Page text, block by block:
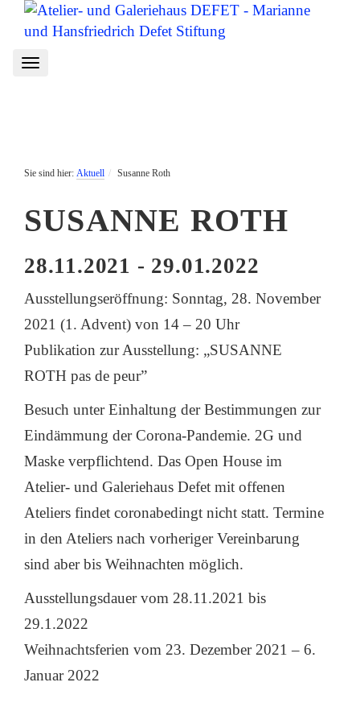
Toggle
Aktuell Susanne Roth
SUSANNE ROTH
28.11.2021 - 29.01.2022
Ausstellungseröffnung: Sonntag, 28. November
2021 (1. Advent) von 14 – 20 Uhr
Publikation zur Ausstellung: „SUSANNE
ROTH pas de peur”
Besuch unter Einhaltung der Bestimmungen zur
Eindämmung der Corona-Pandemie. 2G und
Maske verpflichtend. Das Open House im
Atelier- und Galeriehaus Defet mit offenen
Ateliers findet coronabedingt nicht statt. Termine
in den Ateliers nach vorheriger Vereinbarung
sind aber bis Weihnachten möglich.
Ausstellungsdauer vom 28.11.2021 bis
29.1.2022
Weihnachtsferien vom 23. Dezember 2021 – 6.
Januar 2022